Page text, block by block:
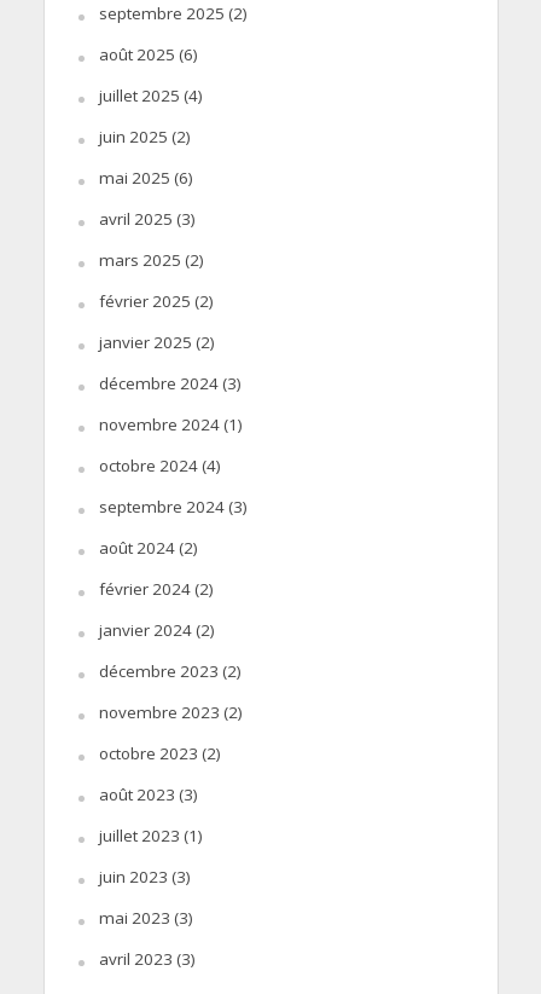
septembre 2025 (2)
août 2025 (6)
juillet 2025 (4)
juin 2025 (2)
mai 2025 (6)
avril 2025 (3)
mars 2025 (2)
février 2025 (2)
janvier 2025 (2)
décembre 2024(3)
novembre 2024(1)
octobre 2024(4)
septembre 2024(3)
août 2024(2)
février 2024(2)
janvier 2024(2)
décembre 2023 (2)
novembre 2023 (2)
octobre 2023 (2)
août 2023 (3)
juillet 2023 (1)
juin 2023 (3)
mai 2023 (3)
avril 2023 (3)